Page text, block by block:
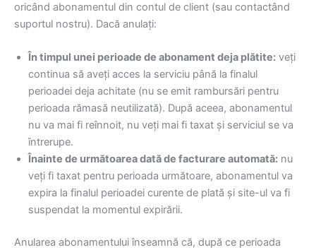
oricând abonamentul din contul de client (sau contactând
suportul nostru). Dacă anulați:
În timpul unei perioade de abonament deja plătite: veți
continua să aveți acces la serviciu până la finalul
perioadei deja achitate (nu se emit rambursări pentru
perioada rămasă neutilizată). După aceea, abonamentul
nu va mai fi reînnoit, nu veți mai fi taxat și serviciul se va
întrerupe.
Înainte de următoarea dată de facturare automată: nu
veți fi taxat pentru perioada următoare, abonamentul va
expira la finalul perioadei curente de plată și site-ul va fi
suspendat la momentul expirării.
Anularea abonamentului înseamnă că, după ce perioada